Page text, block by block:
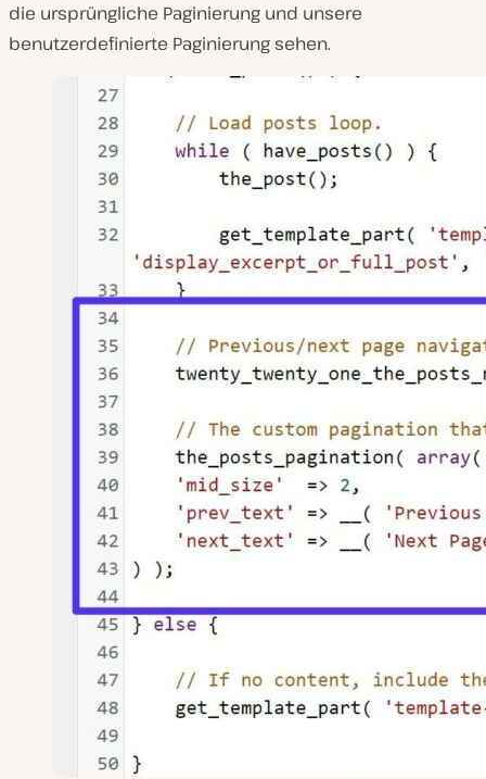
die ursprüngliche Paginierung und unsere
benutzerdefinierte Paginierung sehen.